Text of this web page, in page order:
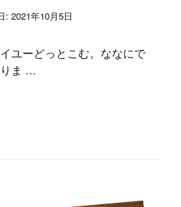
: 2021年10月5日
ユーどっとこむ。ななにで
ま …